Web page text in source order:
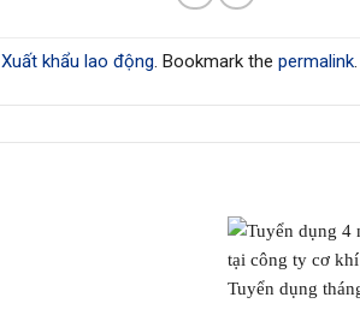
Xuất khẩu lao động. Bookmark the permalink.